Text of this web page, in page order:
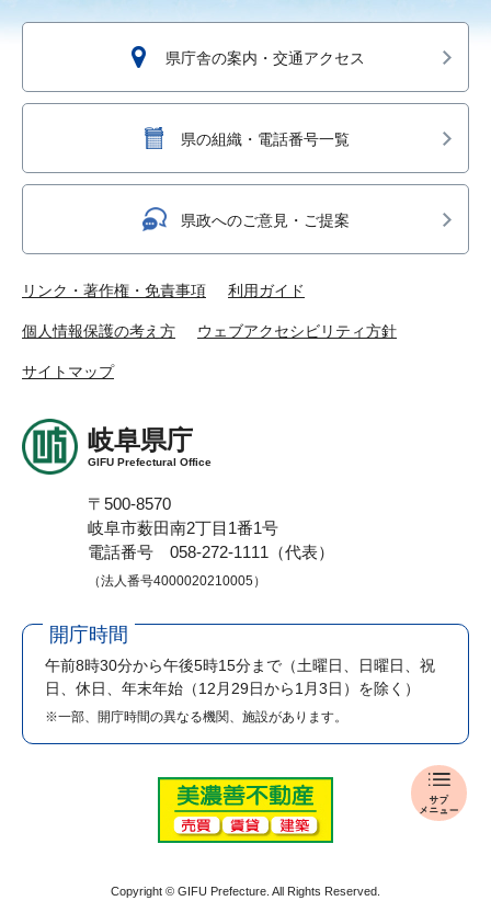
入
札
県庁舎の案内・交通アクセス
県の組織・電話番号一覧
県政へのご意見・ご提案
リンク・著作権・免責事項 利用ガイド
個人情報保護の考え方 ウェブアクセシビリティ方針
サイトマップ
岐阜県庁
GIFU Prefectural Office
〒500-8570
岐阜市薮田南2丁目1番1号
電話番号 058-272-1111（代表）
（法人番号4000020210005）
開庁時間
午前8時30分から午後5時15分まで （土曜日、日曜日、祝
日、休日、年末年始（12月29日から1月3日）を除く）
※一部、開庁時間の異なる機関、施設があります。
Copyright © GIFU Prefecture. All Rights Reserved.